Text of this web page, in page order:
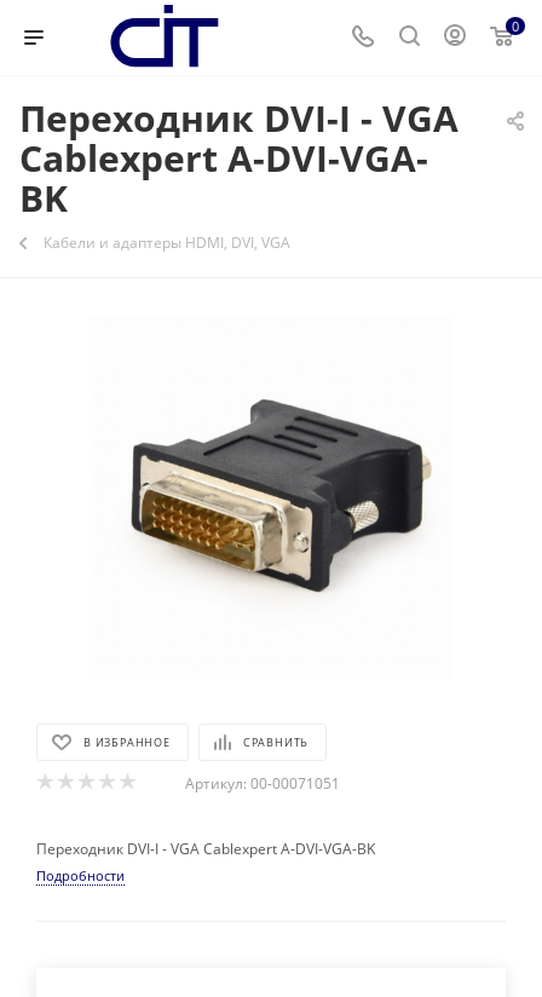
0
Переходник DVI-I - VGA
Cablexpert A-DVI-VGA-
BK
Кабели и адаптеры HDMI, DVI, VGA
В ИЗБРАННОЕ СРАВНИТЬ
Артикул: 00-00071051
Переходник DVI-I - VGA Cablexpert A-DVI-VGA-BK
Подробности